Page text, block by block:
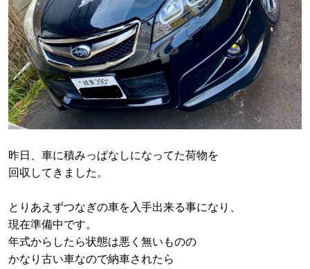
昨日、車に積みっぱなしになってた荷物を
回収してきました。
とりあえずつなぎの車を入手出来る事になり、
現在準備中です。
年式からしたら状態は悪く無いものの
かなり古い車なので納車されたら